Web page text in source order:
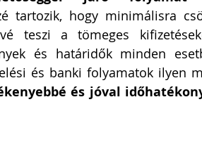
tartozik, hogy minimálisra
teszi a tömeges
és határidők minden
és banki folyamatok ilyen
és jóval